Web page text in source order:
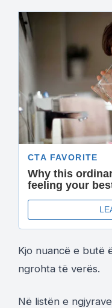
Kjo nuancë e butë
ngrohta të verës.
Në listën e